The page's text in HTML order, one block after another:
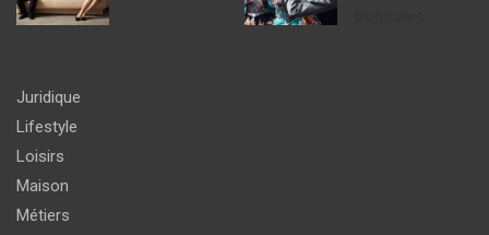
Juridique
Lifestyle
Loisirs
Maison
Métiers